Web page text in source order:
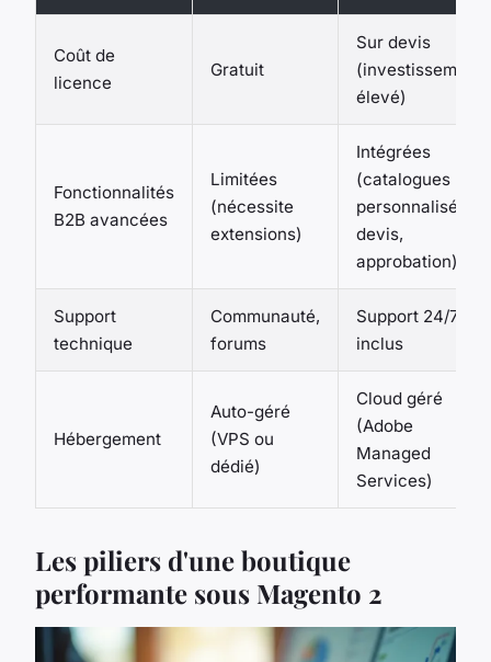
Coût de
licence
Gratuit
Sur devis
(investissement
élevé)
Fonctionnalités
B2B avancées
Limitées
(nécessite
extensions)
Intégrées
(catalogues
personnalisés,
devis,
approbation)
Support
technique
Communauté,
forums
Support 24/7
inclus
Hébergement
Auto-géré
(VPS ou
dédié)
Cloud géré
(Adobe
Managed
Services)
Les piliers d'une boutique
performante sous Magento 2